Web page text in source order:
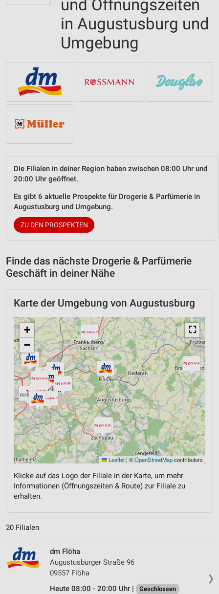
und Öffnungszeiten
in Augustusburg und
Umgebung
Die Filialen in deiner Region haben zwischen 08:00 Uhr und
20:00 Uhr geöffnet.
Es gibt 6 aktuelle Prospekte für Drogerie & Parfümerie in
Augustusburg und Umgebung.
ZU DEN PROSPEKTEN
Finde das nächste Drogerie & Parfümerie
Geschäft in deiner Nähe
Karte der Umgebung von Augustusburg
⛶
+
−
Leaflet | ©OpenStreetMapcontributors
Klicke auf das Logo der Filiale in der Karte, um mehr
Informationen (Öffnungszeiten & Route) zur Filiale zu
erhalten.
20 Filialen
❯
dm Flöha
Augustusburger Straße 96
09557 Flöha
Heute 08:00 - 20:00 Uhr |
Geschlossen